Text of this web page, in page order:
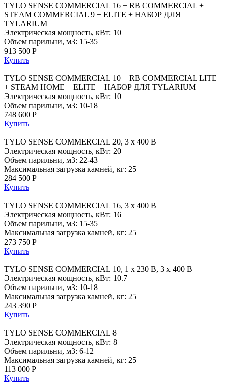
TYLO SENSE COMMERCIAL 16 + RB COMMERCIAL +
STEAM COMMERCIAL 9 + ELITE + НАБОР ДЛЯ
TYLARIUM
Электрическая мощность, кВт: 10
Объем парильни, м3: 15-35
913 500 Р
Купить
TYLO SENSE COMMERCIAL 10 + RB COMMERCIAL LITE
+ STEAM HOME + ELITE + НАБОР ДЛЯ TYLARIUM
Электрическая мощность, кВт: 10
Объем парильни, м3: 10-18
748 600 Р
Купить
TYLO SENSE COMMERCIAL 20, 3 x 400 В
Электрическая мощность, кВт: 20
Объем парильни, м3: 22-43
Максимальная загрузка камней, кг: 25
284 500 Р
Купить
TYLO SENSE COMMERCIAL 16, 3 x 400 В
Электрическая мощность, кВт: 16
Объем парильни, м3: 15-35
Максимальная загрузка камней, кг: 25
273 750 Р
Купить
TYLO SENSE COMMERCIAL 10, 1 x 230 В, 3 x 400 В
Электрическая мощность, кВт: 10.7
Объем парильни, м3: 10-18
Максимальная загрузка камней, кг: 25
243 390 Р
Купить
TYLO SENSE COMMERCIAL 8
Электрическая мощность, кВт: 8
Объем парильни, м3: 6-12
Максимальная загрузка камней, кг: 25
113 000 Р
Купить